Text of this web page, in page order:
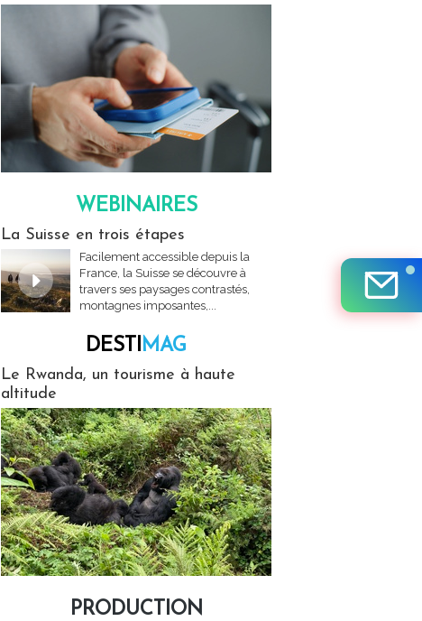
WEBINAIRES
La Suisse en trois étapes
Facilement accessible depuis la
France, la Suisse se découvre à
travers ses paysages contrastés,
montagnes imposantes,...
DESTIMAG
Le Rwanda, un tourisme à haute
altitude
PRODUCTION